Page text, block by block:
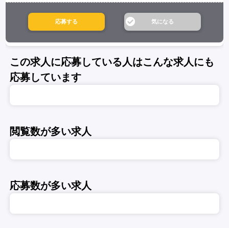
この求人に応募している人はこんな求人にも
応募しています
閲覧数が多い求人
応募数が多い求人